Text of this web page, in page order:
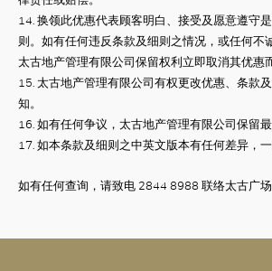
14. 换领此优惠代表顾客明白、接受及愿意遵守
则。如有任何违反条款及细则之情况，或任何不
太古地产管理有限公司保留权利立即取消其优惠
15. 太古地产管理有限公司有权更改优惠、条款
知。
16. 如有任何争议，太古地产管理有限公司保留最
17. 如本条款及细则之中英文版本有任何差异，一
如有任何查询，请致电 2844 8988 联络太古广场